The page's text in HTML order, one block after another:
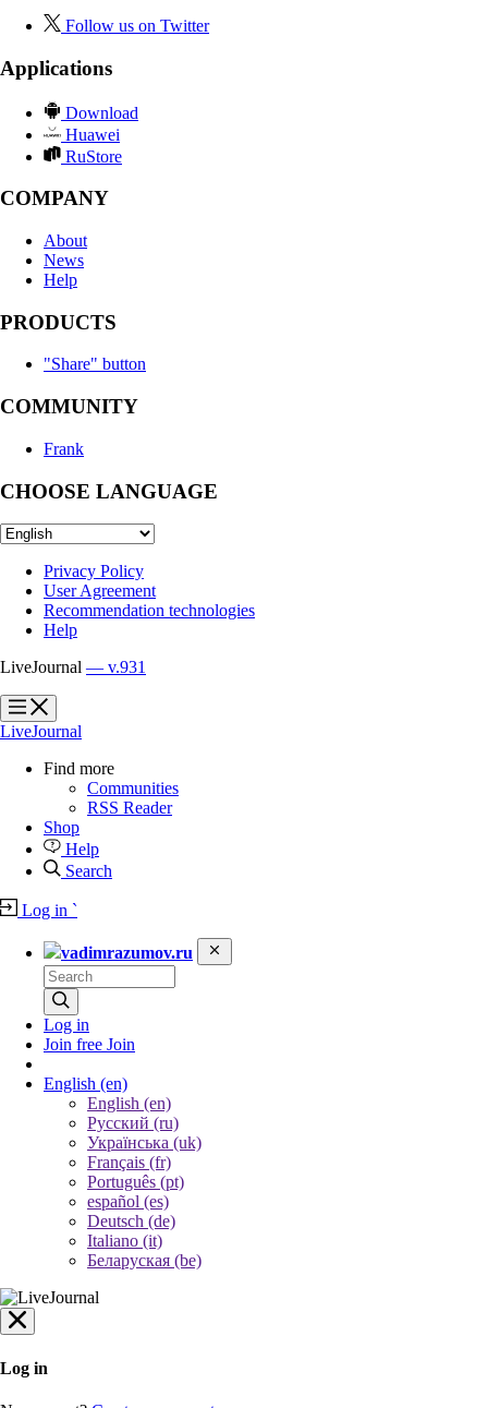
Follow us on Twitter
Applications
Download
Huawei
RuStore
COMPANY
About
News
Help
PRODUCTS
"Share" button
COMMUNITY
Frank
CHOOSE LANGUAGE
Privacy Policy
User Agreement
Recommendation technologies
Help
LiveJournal — v.931
?
?
LiveJournal
Find more
Communities
RSS Reader
Shop
Help
Search
Log in `
vadimrazumov.ru
Log in
Join free Join
English (en)
English (en)
Русский (ru)
Українська (uk)
Français (fr)
Português (pt)
español (es)
Deutsch (de)
Italiano (it)
Беларуская (be)
Log in